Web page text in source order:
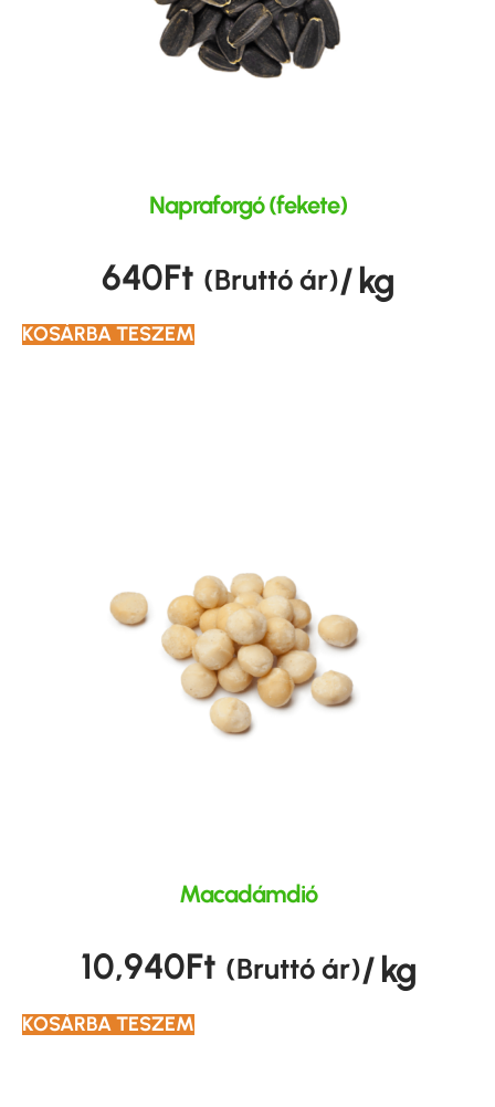
Napraforgó (fekete)
640Ft (Bruttó ár)/ kg
KOSÁRBA TESZEM
Macadámdió
10,940Ft (Bruttó ár)/ kg
KOSÁRBA TESZEM